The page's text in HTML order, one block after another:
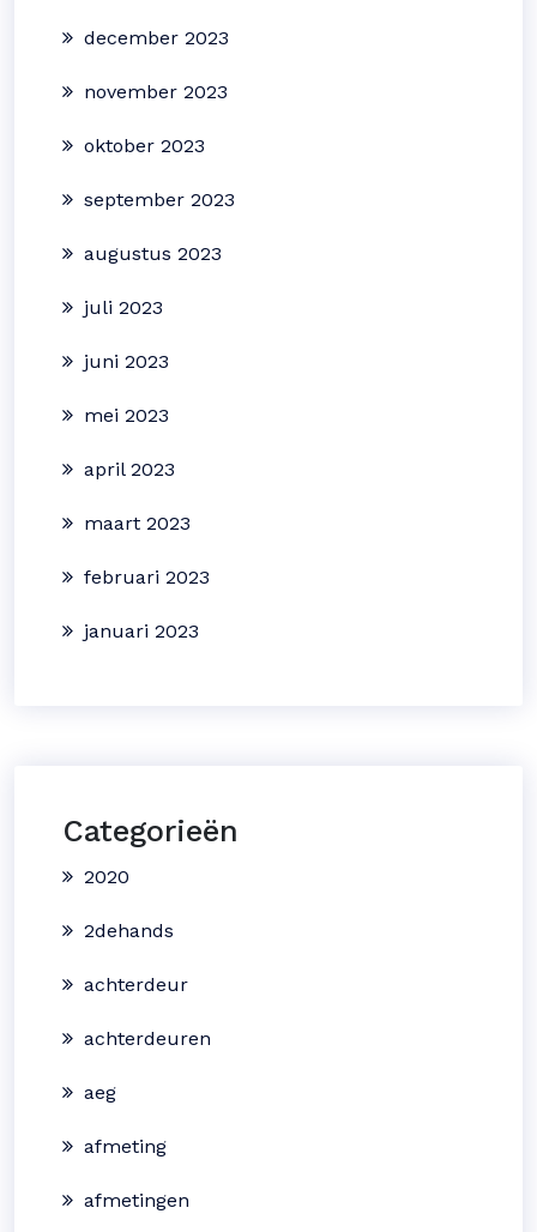
december 2023
november 2023
oktober 2023
september 2023
augustus 2023
juli 2023
juni 2023
mei 2023
april 2023
maart 2023
februari 2023
januari 2023
Categorieën
2020
2dehands
achterdeur
achterdeuren
aeg
afmeting
afmetingen